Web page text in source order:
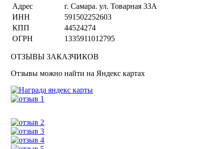
Адрес
г. Самара. ул. Товарная 33А
ИНН
591502252603
КПП
44524274
ОГРН
1335911012795
ОТЗЫВЫ ЗАКАЗЧИКОВ
Отзывы можно найти на Яндекс картах